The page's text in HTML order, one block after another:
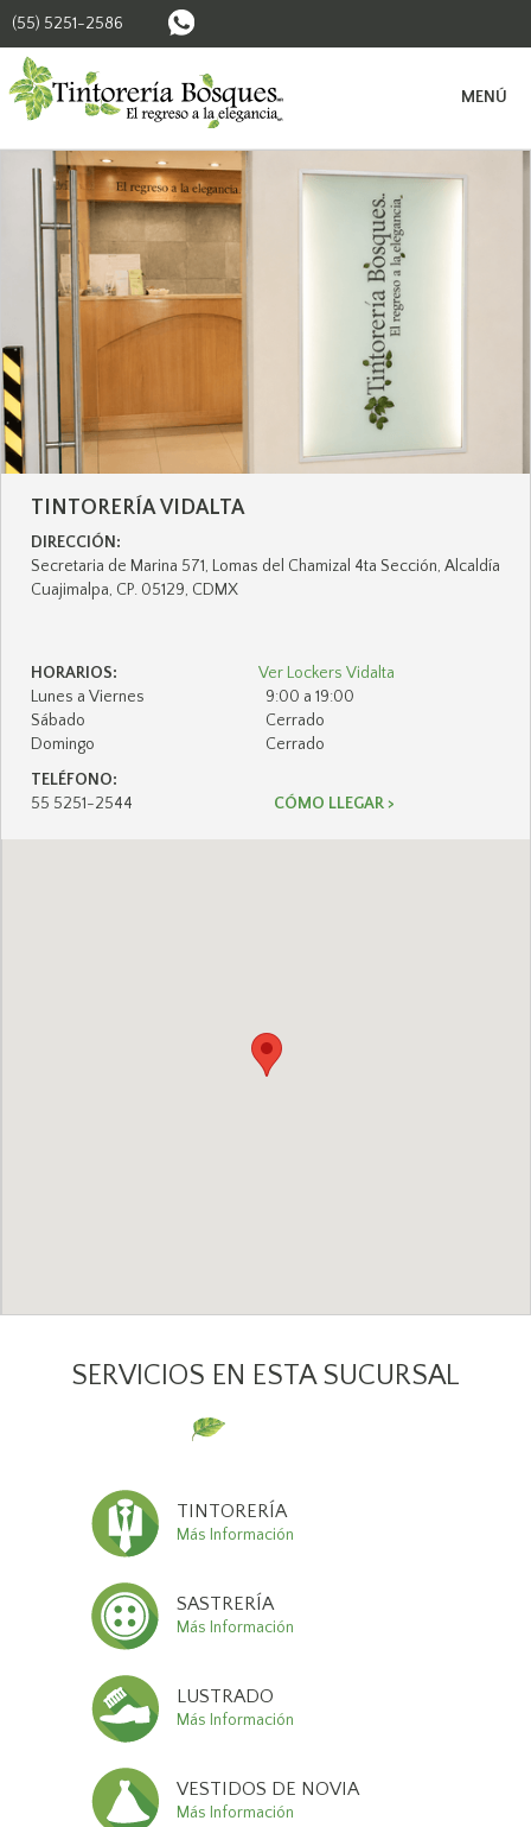
(55) 5251-2586
MENÚ
TINTORERÍA VIDALTA
DIRECCIÓN:
Secretaria de Marina 571, Lomas del Chamizal 4ta Sección, Alcaldía
Cuajimalpa, CP. 05129, CDMX
HORARIOS:
Ver Lockers Vidalta
Lunes a Viernes
Sábado
Domingo
9:00 a 19:00
Cerrado
Cerrado
TELÉFONO:
55 5251-2544
CÓMO LLEGAR >
SERVICIOS EN ESTA SUCURSAL
TINTORERÍA
Más Información
SASTRERÍA
Más Información
LUSTRADO
Más Información
VESTIDOS DE NOVIA
Más Información